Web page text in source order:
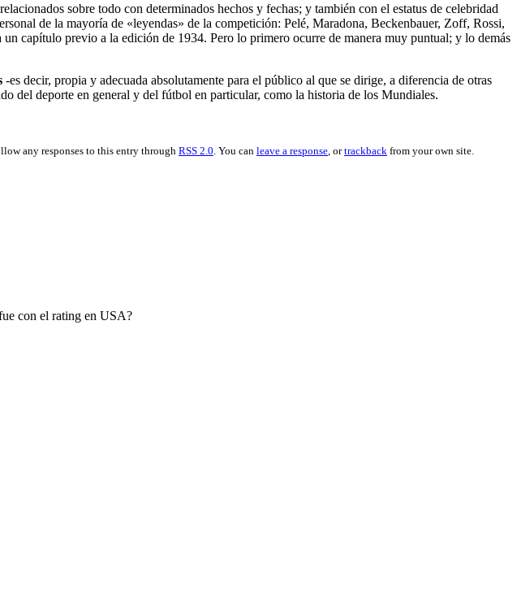
sobre todo con determinados hechos y fechas; y también con el estatus de celebridad
de la mayoría de «leyendas» de la competición: Pelé, Maradona, Beckenbauer, Zoff, Rossi,
capítulo previo a la edición de 1934. Pero lo primero ocurre de manera muy puntual; y lo demás
-es decir, propia y adecuada absolutamente para el público al que se dirige, a diferencia de otras
del deporte en general y del fútbol en particular, como la historia de los Mundiales.
any responses to this entry through RSS 2.0 . You can leave a response , ortrackback from your own site.
con el rating en USA?